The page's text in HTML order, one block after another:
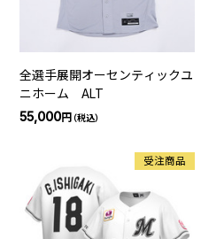
全選手展開オーセンティックユ
ニホーム ALT
55,000円（税込）
受注商品